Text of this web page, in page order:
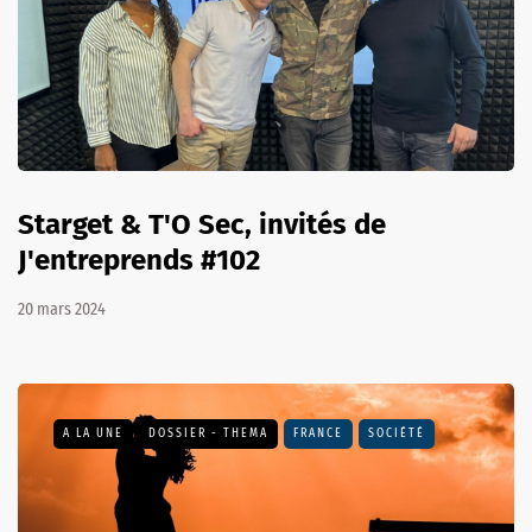
Starget & T'O Sec, invités de
J'entreprends #102
20 mars 2024
A LA UNE DOSSIER - THEMA FRANCE SOCIÉTÉ